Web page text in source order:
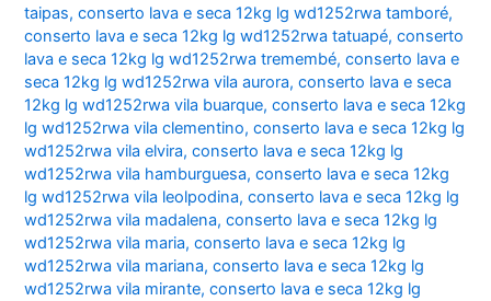
taipas,conserto lava e seca 12kg lg wd1252rwa tamboré,
conserto lava e seca 12kg lg wd1252rwa tatuapé,conserto
lava e seca 12kg lg wd1252rwa tremembé,conserto lava e
seca 12kg lg wd1252rwa vila aurora,conserto lava e seca
12kg lg wd1252rwa vila buarque,conserto lava e seca 12kg
lg wd1252rwa vila clementino,conserto lava e seca 12kg lg
wd1252rwa vila elvira,conserto lava e seca 12kg lg
wd1252rwa vila hamburguesa,conserto lava e seca 12kg
lg wd1252rwa vila leolpodina,conserto lava e seca 12kg lg
wd1252rwa vila madalena,conserto lava e seca 12kg lg
wd1252rwa vila maria,conserto lava e seca 12kg lg
wd1252rwa vila mariana,conserto lava e seca 12kg lg
wd1252rwa vila mirante,conserto lava e seca 12kg lg